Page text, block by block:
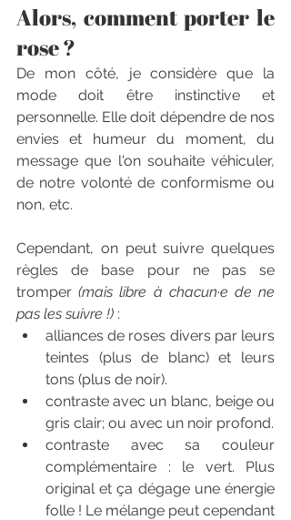
Alors, comment porter le
rose ?
De mon côté, je considère que la
mode doit être instinctive et
personnelle. Elle doit dépendre de nos
envies et humeur du moment, du
message que l'on souhaite véhiculer,
de notre volonté de conformisme ou
non, etc.
Cependant, on peut suivre quelques
règles de base pour ne pas se
tromper (mais libre à chacun·e de ne
pas les suivre !) :
alliances de roses divers par leurs
teintes (plus de blanc) et leurs
tons (plus de noir).
contraste avec un blanc, beige ou
gris clair; ou avec un noir profond.
contraste avec sa couleur
complémentaire : le vert. Plus
original et ça dégage une énergie
folle ! Le mélange peut cependant